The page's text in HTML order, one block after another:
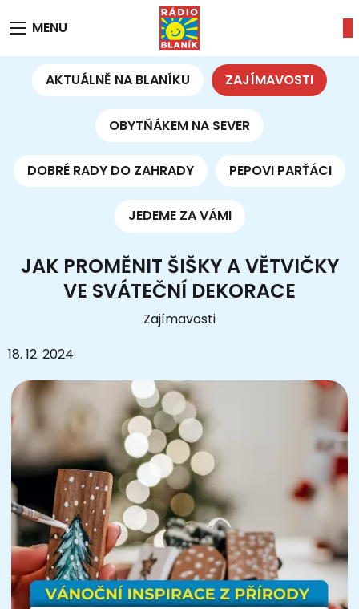
MENU
AKTUÁLNĚ NA BLANÍKU ZAJÍMAVOSTI
OBYTŇÁKEM NA SEVER
DOBRÉ RADY DO ZAHRADY PEPOVI PARŤÁCI
JEDEME ZA VÁMI
JAK PROMĚNIT ŠIŠKY A VĚTVIČKY
VE SVÁTEČNÍ DEKORACE
Zajímavosti
18. 12. 2024